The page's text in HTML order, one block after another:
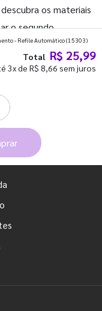
os materiais
o segundo
- Refile Automático(15303)
Total R$ 25,99
3x de R$ 8,66 sem juros